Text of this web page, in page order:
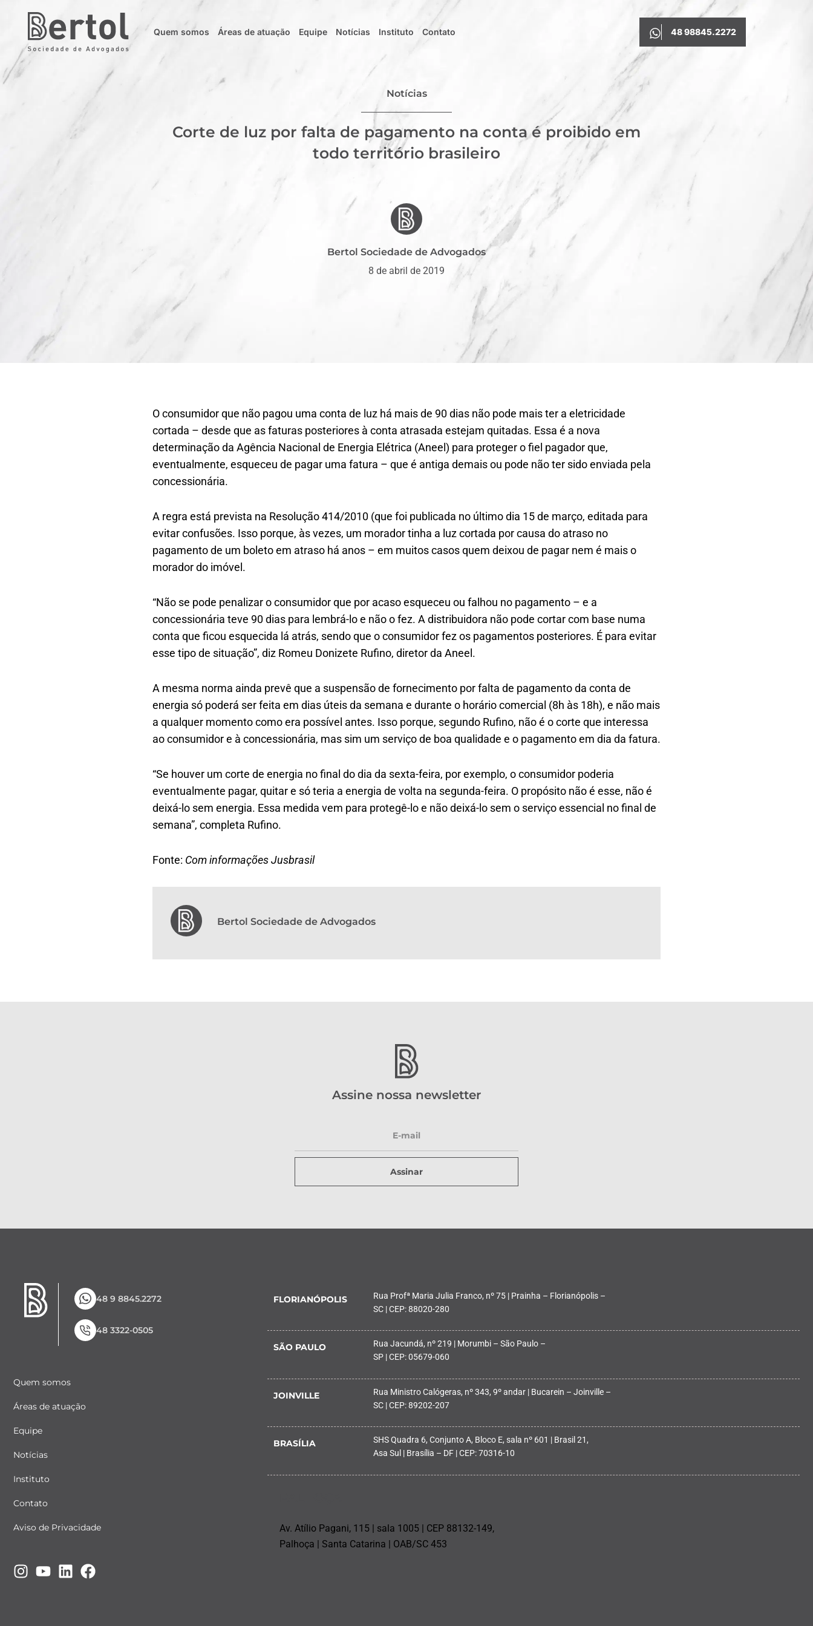
Quem somos Áreas de atuação Equipe Notícias Instituto Contato 48 98845.2272
Notícias
Corte de luz por falta de pagamento na conta é proibido em
todo território brasileiro
Bertol Sociedade de Advogados
8 de abril de 2019
O consumidor que não pagou uma conta de luz há mais de 90 dias não pode mais ter a eletricidade
cortada – desde que as faturas posteriores à conta atrasada estejam quitadas. Essa é a nova
determinação da Agência Nacional de Energia Elétrica (Aneel) para proteger o fiel pagador que,
eventualmente, esqueceu de pagar uma fatura – que é antiga demais ou pode não ter sido enviada pela
concessionária.
A regra está prevista na Resolução 414/2010 (que foi publicada no último dia 15 de março, editada para
evitar confusões. Isso porque, às vezes, um morador tinha a luz cortada por causa do atraso no
pagamento de um boleto em atraso há anos – em muitos casos quem deixou de pagar nem é mais o
morador do imóvel.
“Não se pode penalizar o consumidor que por acaso esqueceu ou falhou no pagamento – e a
concessionária teve 90 dias para lembrá-lo e não o fez. A distribuidora não pode cortar com base numa
conta que ficou esquecida lá atrás, sendo que o consumidor fez os pagamentos posteriores. É para evitar
esse tipo de situação”, diz Romeu Donizete Rufino, diretor da Aneel.
A mesma norma ainda prevê que a suspensão de fornecimento por falta de pagamento da conta de
energia só poderá ser feita em dias úteis da semana e durante o horário comercial (8h às 18h), e não mais
a qualquer momento como era possível antes. Isso porque, segundo Rufino, não é o corte que interessa
ao consumidor e à concessionária, mas sim um serviço de boa qualidade e o pagamento em dia da fatura.
“Se houver um corte de energia no final do dia da sexta-feira, por exemplo, o consumidor poderia
eventualmente pagar, quitar e só teria a energia de volta na segunda-feira. O propósito não é esse, não é
deixá-lo sem energia. Essa medida vem para protegê-lo e não deixá-lo sem o serviço essencial no final de
semana”, completa Rufino.
Fonte: Com informações Jusbrasil
Bertol Sociedade de Advogados
Assine nossa newsletter
Assinar
48 9 8845.2272
48 3322-0505
Quem somos
Áreas de atuação
Equipe
Notícias
Instituto
Contato
Aviso de Privacidade
FLORIANÓPOLIS
Rua Profª Maria Julia Franco, nº 75 | Prainha – Florianópolis –
SC | CEP: 88020-280
SÃO PAULO
Rua Jacundá, nº 219 | Morumbi – São Paulo –
SP | CEP: 05679-060
JOINVILLE
Rua Ministro Calógeras, nº 343, 9º andar | Bucarein – Joinville –
SC | CEP: 89202-207
BRASÍLIA
SHS Quadra 6, Conjunto A, Bloco E, sala nº 601 | Brasil 21,
Asa Sul | Brasília – DF | CEP: 70316-10
Av. Atílio Pagani, 115 | sala 1005 | CEP 88132-149,
Palhoça | Santa Catarina | OAB/SC 453